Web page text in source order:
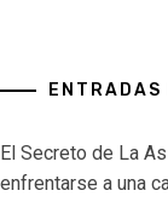
ENTRADAS
El Secreto de La
enfrentarse a una